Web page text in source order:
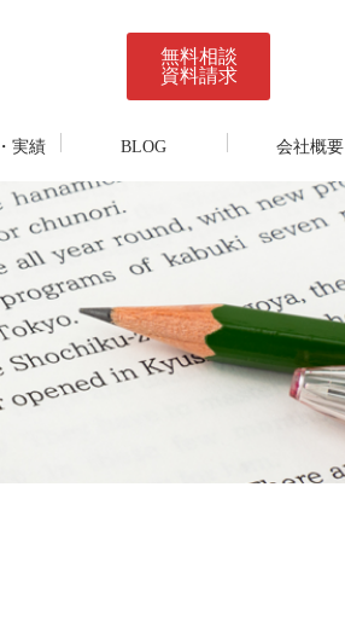
無料相談
資料請求
実績 BLOG 会社概要